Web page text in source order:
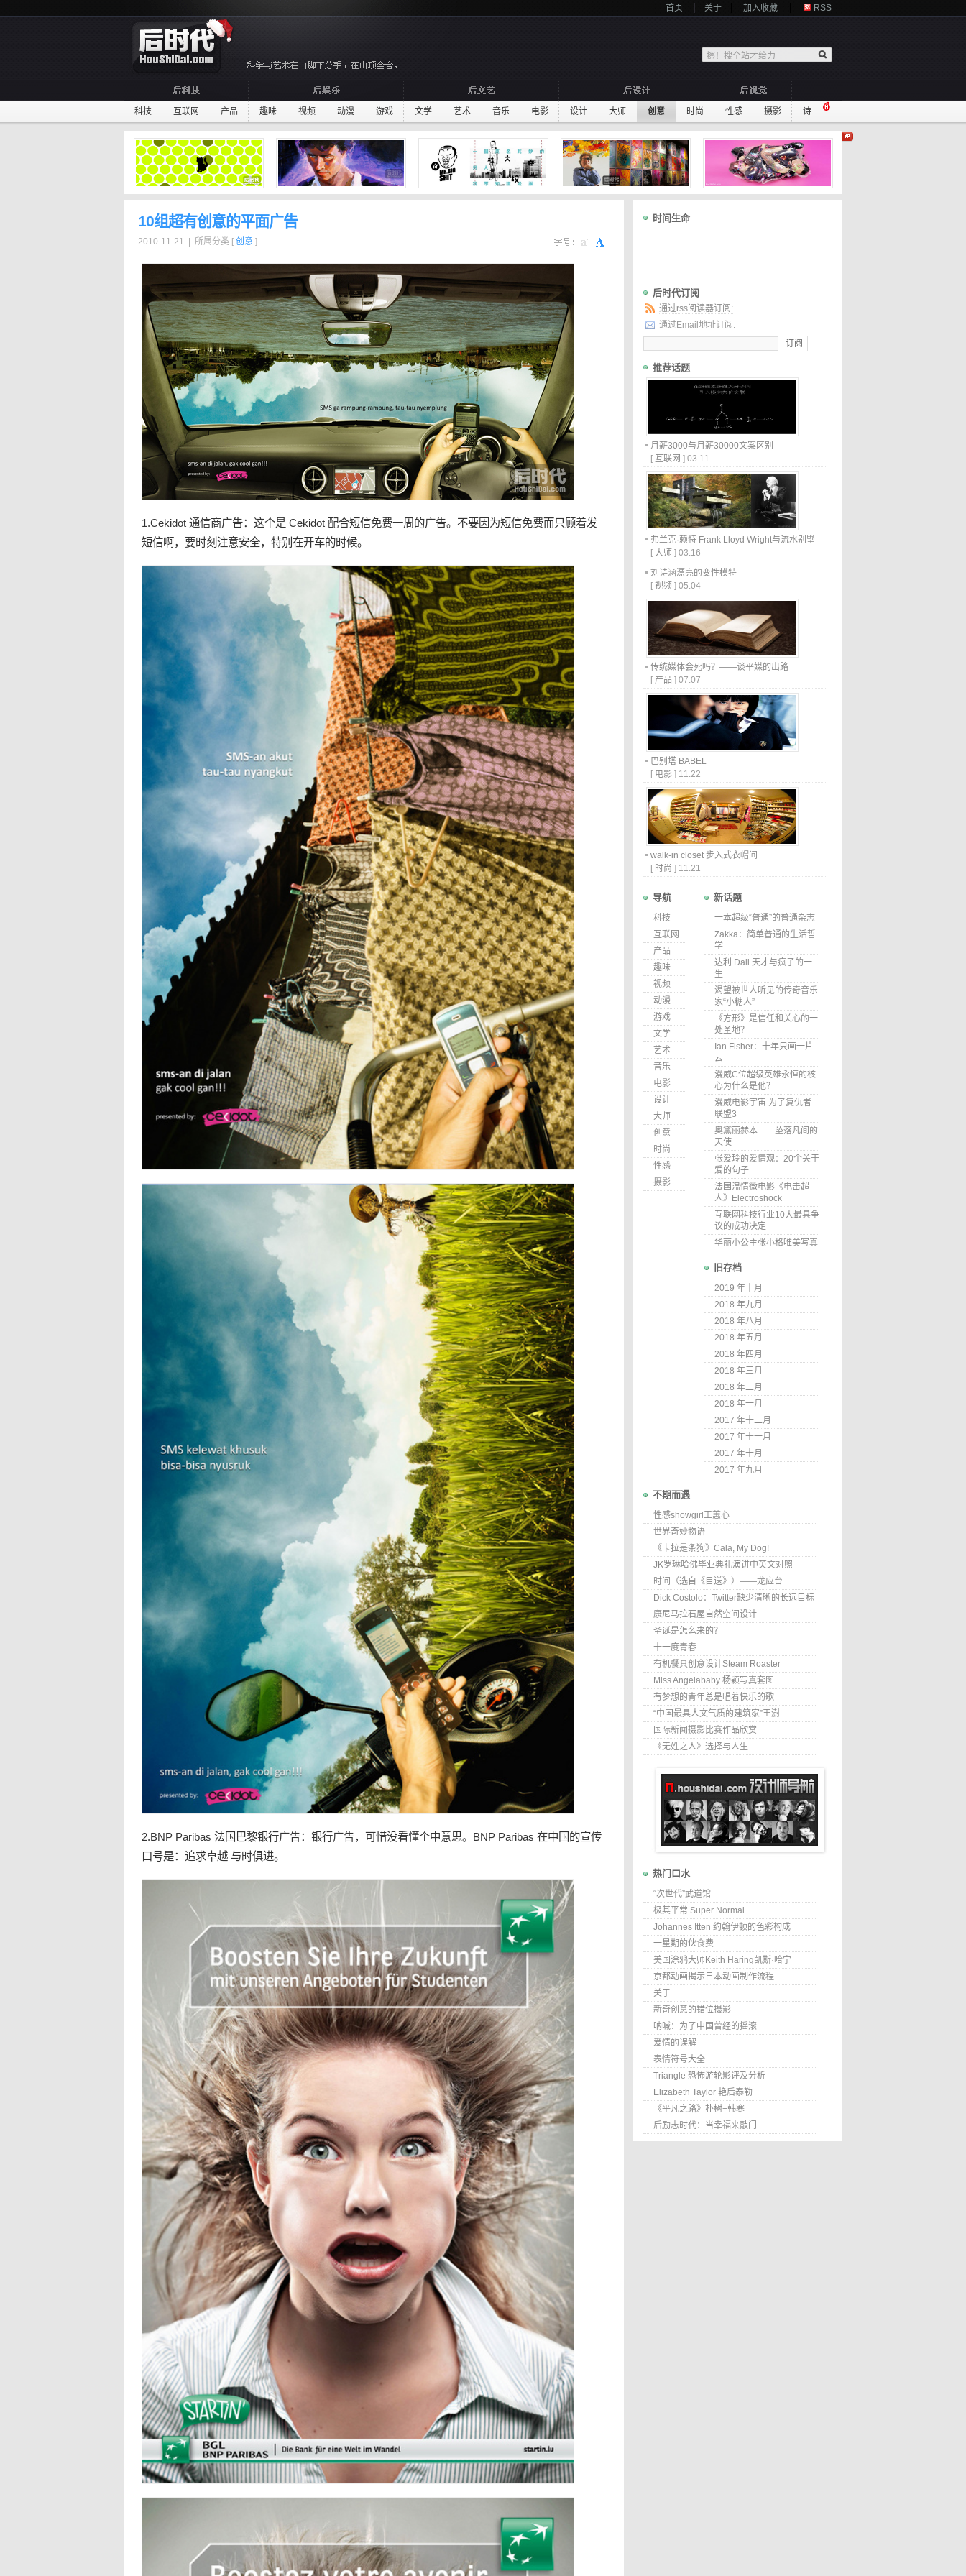
首页 关于 加入收藏 RSS
科技 互联网 产品 趣味 视频 动漫 游戏 文学 艺术 音乐 电影 设计 大师 创意 时尚 性感 摄影 诗
10组超有创意的平面广告
2010-11-21 | 所属分类 [ 创意 ]
1.Cekidot 通信商广告：这个是 Cekidot 配合短信免费一周的广告。不要因为短信免费而只顾着发
短信啊，要时刻注意安全，特别在开车的时候。
2.BNP Paribas 法国巴黎银行广告：银行广告，可惜没看懂个中意思。BNP Paribas 在中国的宣传
口号是：追求卓越 与时俱进。
时间生命
后时代订阅
通过rss阅读器订阅:
通过Email地址订阅:
推荐话题
月薪3000与月薪30000文案区别
[ 互联网 ] 03.11
弗兰克·赖特 Frank Lloyd Wright与流水别墅
[ 大师 ] 03.16
刘诗涵漂亮的变性模特
[ 视频 ] 05.04
传统媒体会死吗？——谈平媒的出路
[ 产品 ] 07.07
巴别塔 BABEL
[ 电影 ] 11.22
walk-in closet 步入式衣帽间
[ 时尚 ] 11.21
导航
科技
互联网
产品
趣味
视频
动漫
游戏
文学
艺术
音乐
电影
设计
大师
创意
时尚
性感
摄影
新话题
一本超级“普通”的普通杂志
Zakka：简单普通的生活哲
学
达利 Dali 天才与疯子的一
生
渴望被世人听见的传奇音乐
家“小糖人”
《方形》是信任和关心的一
处圣地？
Ian Fisher：十年只画一片
云
漫威C位超级英雄永恒的核
心为什么是他？
漫威电影宇宙 为了复仇者
联盟3
奥黛丽赫本——坠落凡间的
天使
张爱玲的爱情观：20个关于
爱的句子
法国温情微电影《电击超
人》Electroshock
互联网科技行业10大最具争
议的成功决定
华丽小公主张小格唯美写真
旧存档
2019 年十月
2018 年九月
2018 年八月
2018 年五月
2018 年四月
2018 年三月
2018 年二月
2018 年一月
2017 年十二月
2017 年十一月
2017 年十月
2017 年九月
不期而遇
性感showgirl王蕙心
世界奇妙物语
《卡拉是条狗》Cala, My Dog!
JK罗琳哈佛毕业典礼演讲中英文对照
时间（选自《目送》）——龙应台
Dick Costolo：Twitter缺少清晰的长远目标
康尼马拉石屋自然空间设计
圣诞是怎么来的？
十一度青春
有机餐具创意设计Steam Roaster
Miss Angelababy 杨颖写真套图
有梦想的青年总是唱着快乐的歌
“中国最具人文气质的建筑家”王澍
国际新闻摄影比赛作品欣赏
《无姓之人》选择与人生
热门口水
“次世代”武道馆
极其平常 Super Normal
Johannes Itten 约翰伊顿的色彩构成
一星期的伙食费
美国涂鸦大师Keith Haring凯斯·哈宁
京都动画揭示日本动画制作流程
关于
新奇创意的错位摄影
呐喊：为了中国曾经的摇滚
爱情的误解
表情符号大全
Triangle 恐怖游轮影评及分析
Elizabeth Taylor 艳后泰勒
《平凡之路》朴树+韩寒
后励志时代：当幸福来敲门